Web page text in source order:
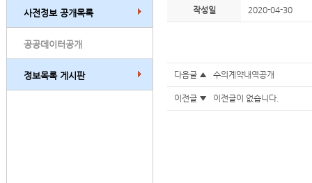
사전정보 공개목록
공공데이터공개
정보목록 게시판
작성일 2020-04-30
다음글 ▲ 수의계약내역공개
이전글 ▼ 이전글이 없습니다.